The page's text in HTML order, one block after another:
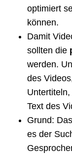
optimiert
können.
Damit
sollten die
werden.
des
Text des
Grund:
es der